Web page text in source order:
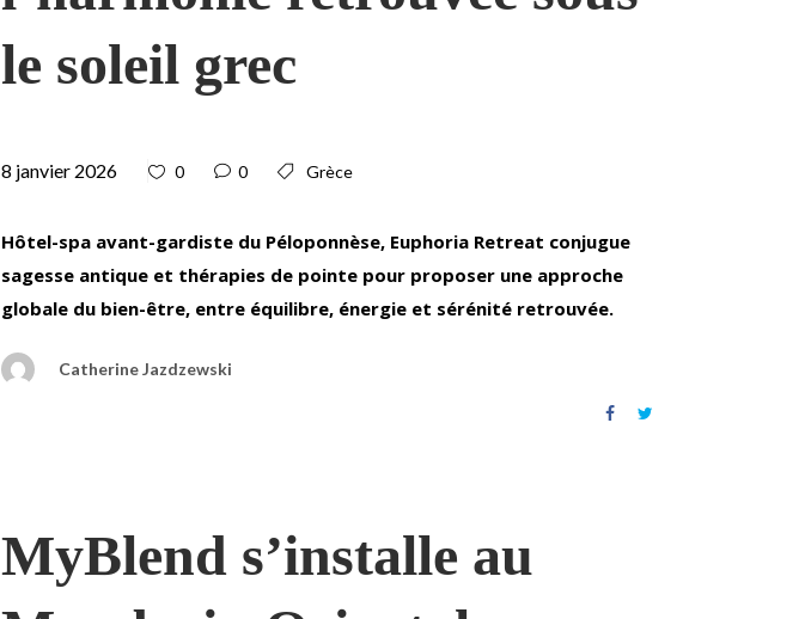
le soleil grec
8 janvier 2026 0 0 Grèce
Hôtel-spa avant-gardiste du Péloponnèse, Euphoria Retreat conjugue
sagesse antique et thérapies de pointe pour proposer une approche
globale du bien-être, entre équilibre, énergie et sérénité retrouvée.
Catherine Jazdzewski
MyBlend s’installe au